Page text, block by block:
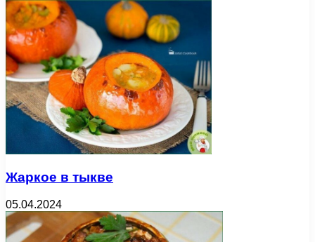
Жаркое в тыкве
05.04.2024